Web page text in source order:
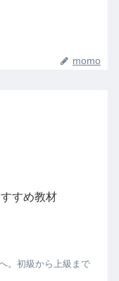
momo
すめ教材
。初級から上級まで